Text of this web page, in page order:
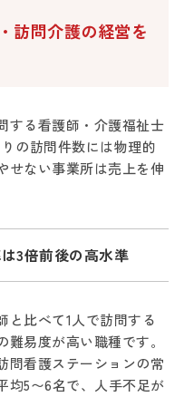
訪問介護の経営を
する看護師・介護福祉士
の訪問件数には物理的
せない事業所は売上を伸
3倍前後の高水準
と比べて1人で訪問する
易度が高い職種です。
問看護ステーションの常
均5〜6名で、人手不足が